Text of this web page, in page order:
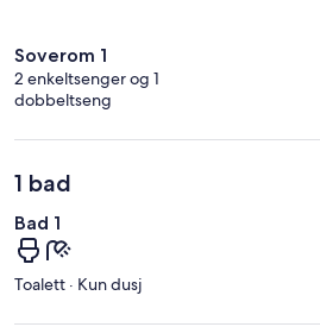
Soverom 1
2 enkeltsenger og 1
dobbeltseng
1 bad
Bad 1
Toalett · Kun dusj